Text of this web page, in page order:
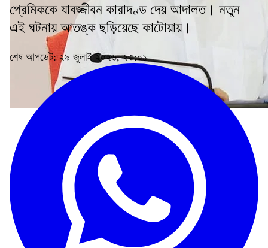
প্রেমিককে যাবজ্জীবন কারাদণ্ড দেয় আদালত। নতুন
এই ঘটনায় আতঙ্ক ছড়িয়েছে কাটোয়ায়।
শেষ আপডেট: ২৯ জুলাই ২০২৬, ২৩:০১